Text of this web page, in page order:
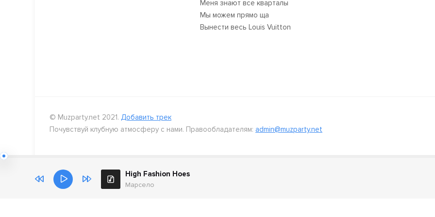
Меня знают все кварталы
Мы можем прямо ща
Вынести весь Louis Vuitton
© Muzparty.net 2021. Добавить трек
Почувствуй клубную атмосферу с нами. Правообладателям: admin@muzparty.net
High Fashion Hoes
Марсело